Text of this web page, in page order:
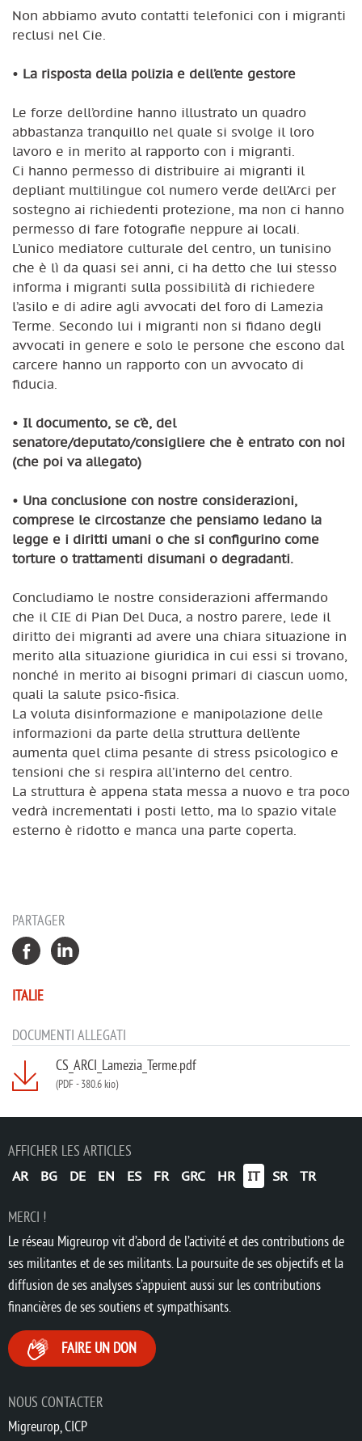
Non abbiamo avuto contatti telefonici con i migranti
reclusi nel Cie.
• La risposta della polizia e dell’ente gestore
Le forze dell’ordine hanno illustrato un quadro
abbastanza tranquillo nel quale si svolge il loro
lavoro e in merito al rapporto con i migranti.
Ci hanno permesso di distribuire ai migranti il
depliant multilingue col numero verde dell’Arci per
sostegno ai richiedenti protezione, ma non ci hanno
permesso di fare fotografie neppure ai locali.
L’unico mediatore culturale del centro, un tunisino
che è lì da quasi sei anni, ci ha detto che lui stesso
informa i migranti sulla possibilità di richiedere
l’asilo e di adire agli avvocati del foro di Lamezia
Terme. Secondo lui i migranti non si fidano degli
avvocati in genere e solo le persone che escono dal
carcere hanno un rapporto con un avvocato di
fiducia.
• Il documento, se c’è, del
senatore/deputato/consigliere che è entrato con noi
(che poi va allegato)
• Una conclusione con nostre considerazioni,
comprese le circostanze che pensiamo ledano la
legge e i diritti umani o che si configurino come
torture o trattamenti disumani o degradanti.
Concludiamo le nostre considerazioni affermando
che il CIE di Pian Del Duca, a nostro parere, lede il
diritto dei migranti ad avere una chiara situazione in
merito alla situazione giuridica in cui essi si trovano,
nonché in merito ai bisogni primari di ciascun uomo,
quali la salute psico-fisica.
La voluta disinformazione e manipolazione delle
informazioni da parte della struttura dell’ente
aumenta quel clima pesante di stress psicologico e
tensioni che si respira all’interno del centro.
La struttura è appena stata messa a nuovo e tra poco
vedrà incrementati i posti letto, ma lo spazio vitale
esterno è ridotto e manca una parte coperta.
PARTAGER
ITALIE
DOCUMENTI ALLEGATI
CS_ARCI_Lamezia_Terme.pdf
(PDF-380.6 kio)
AFFICHER LES ARTICLES
AR BG DE EN ES FR GRC HR IT SR TR
NOUS CONTACTER
Migreurop, CICP
MERCI !
Le réseau Migreurop vit d’abord de l’activité et des contributions de
ses militantes et de ses militants. La poursuite de ses objectifs et la
diffusion de ses analyses s’appuient aussi sur les contributions
financières de ses soutiens et sympathisants.
FAIRE UN DON